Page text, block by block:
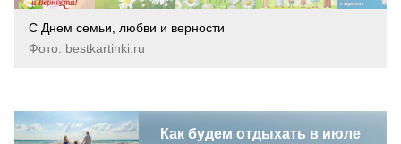
С Днем семьи, любви и верности
Фото: bestkartinki.ru
Как будем отдыхать в июле